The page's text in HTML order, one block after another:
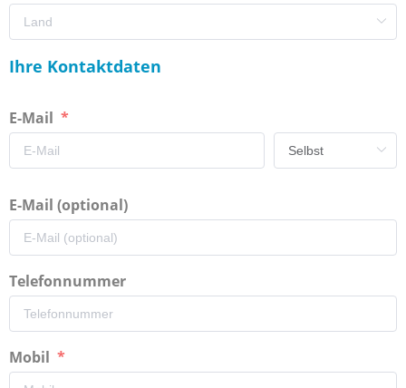
Ihre Kontaktdaten
E-Mail
E-Mail (optional)
Telefonnummer
Mobil